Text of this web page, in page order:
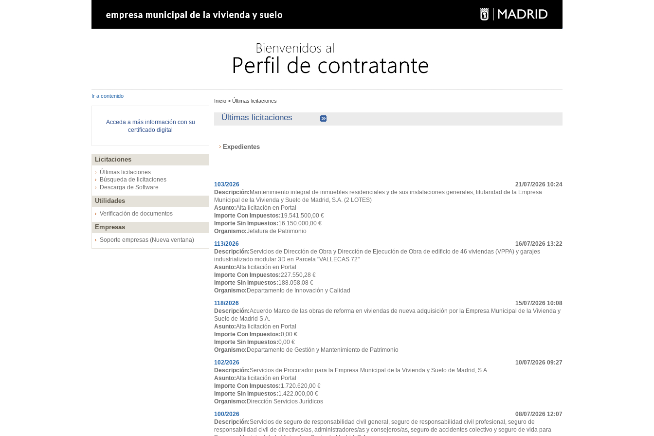
Ir a contenido
Acceda a más información con su
certificado digital
Licitaciones
Últimas licitaciones
Búsqueda de licitaciones
Descarga de Software
Utilidades
Verificación de documentos
Empresas
Soporte empresas (Nueva ventana)
Inicio > Últimas licitaciones
Últimas licitaciones
Expedientes
21/07/2026 10:24
103/2026
Descripción: Mantenimiento integral de inmuebles residenciales y de sus instalaciones generales, titularidad de la Empresa
Municipal de la Vivienda y Suelo de Madrid, S.A. (2 LOTES)
Asunto:Alta licitación en Portal
Importe Con Impuestos:19.541.500,00 €
Importe Sin Impuestos:16.150.000,00 €
Organismo:Jefatura de Patrimonio
16/07/2026 13:22
113/2026
Descripción:Servicios de Dirección de Obra y Dirección de Ejecución de Obra de edificio de 46 viviendas (VPPA) y garajes
industrializado modular 3D en Parcela "VALLECAS 72"
Asunto:Alta licitación en Portal
Importe Con Impuestos:227.550,28 €
Importe Sin Impuestos:188.058,08 €
Organismo: Departamento de Innovación y Calidad
15/07/2026 10:08
118/2026
Descripción:Acuerdo Marco de las obras de reforma en viviendas de nueva adquisición por la Empresa Municipal de la Vivienda y
Suelo de Madrid S.A.
Asunto:Alta licitación en Portal
Importe Con Impuestos:0,00 €
Importe Sin Impuestos:0,00 €
Organismo: Departamento de Gestión y Mantenimiento de Patrimonio
10/07/2026 09:27
102/2026
Descripción:Servicios de Procurador para la Empresa Municipal de la Vivienda y Suelo de Madrid, S.A.
Asunto:Alta licitación en Portal
Importe Con Impuestos:1.720.620,00 €
Importe Sin Impuestos:1.422.000,00 €
Organismo: Dirección Servicios Jurídicos
08/07/2026 12:07
100/2026
Descripción:Servicios de seguro de responsabilidad civil general, seguro de responsabilidad civil profesional, seguro de
responsabilidad civil de directivos/as, administradores/as y consejeros/as, seguro de accidentes colectivo y seguro de vida para